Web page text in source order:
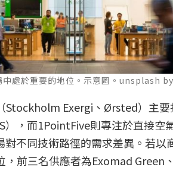
處於重要的地位。示意圖。unsplash
Stockholm Exergi、Ørsted）主要
），而1PointFive則專注於直接空
對不同技術路徑的需求差異。若
，前三名供應者為Exomad Green